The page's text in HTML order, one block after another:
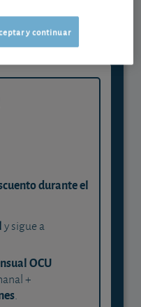
durante el
y sigue a
OCU
+
.
y continuar